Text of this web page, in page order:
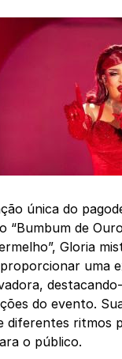
única do
“Bumbum de
Gloria
uma
do evento.
diferentes ritmos
o público.